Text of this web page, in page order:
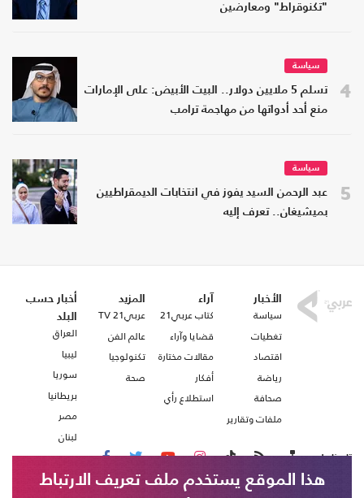
"تكنوقراط" ومعارضين
4
سياسة
تسلم 5 ملايين دولار.. البيت الأبيض: على الإمارات
منع أحد أدواتها من مهاجمة ترامب
5
سياسة
عبد الرحمن السيد يفوز في انتخابات الديمقراطيين
بميشيغان.. تعرف إليه
الأخبار
سياسة
تغطيات
اقتصاد
رياضة
صحافة
ملفات وتقارير
آراء
كتاب عربي21
قضايا وآراء
مقالات مختارة
أفكار
استطلاع رأي
المزيد
عربي21 TV
عالم الفن
تكنولوجيا
صحة
أخبار حسب
البلد
العراق
ليبيا
سوريا
بريطانيا
مصر
لبنان
تابعنا على
هذا الموقع يستخدم ملف تعريف الارتباط